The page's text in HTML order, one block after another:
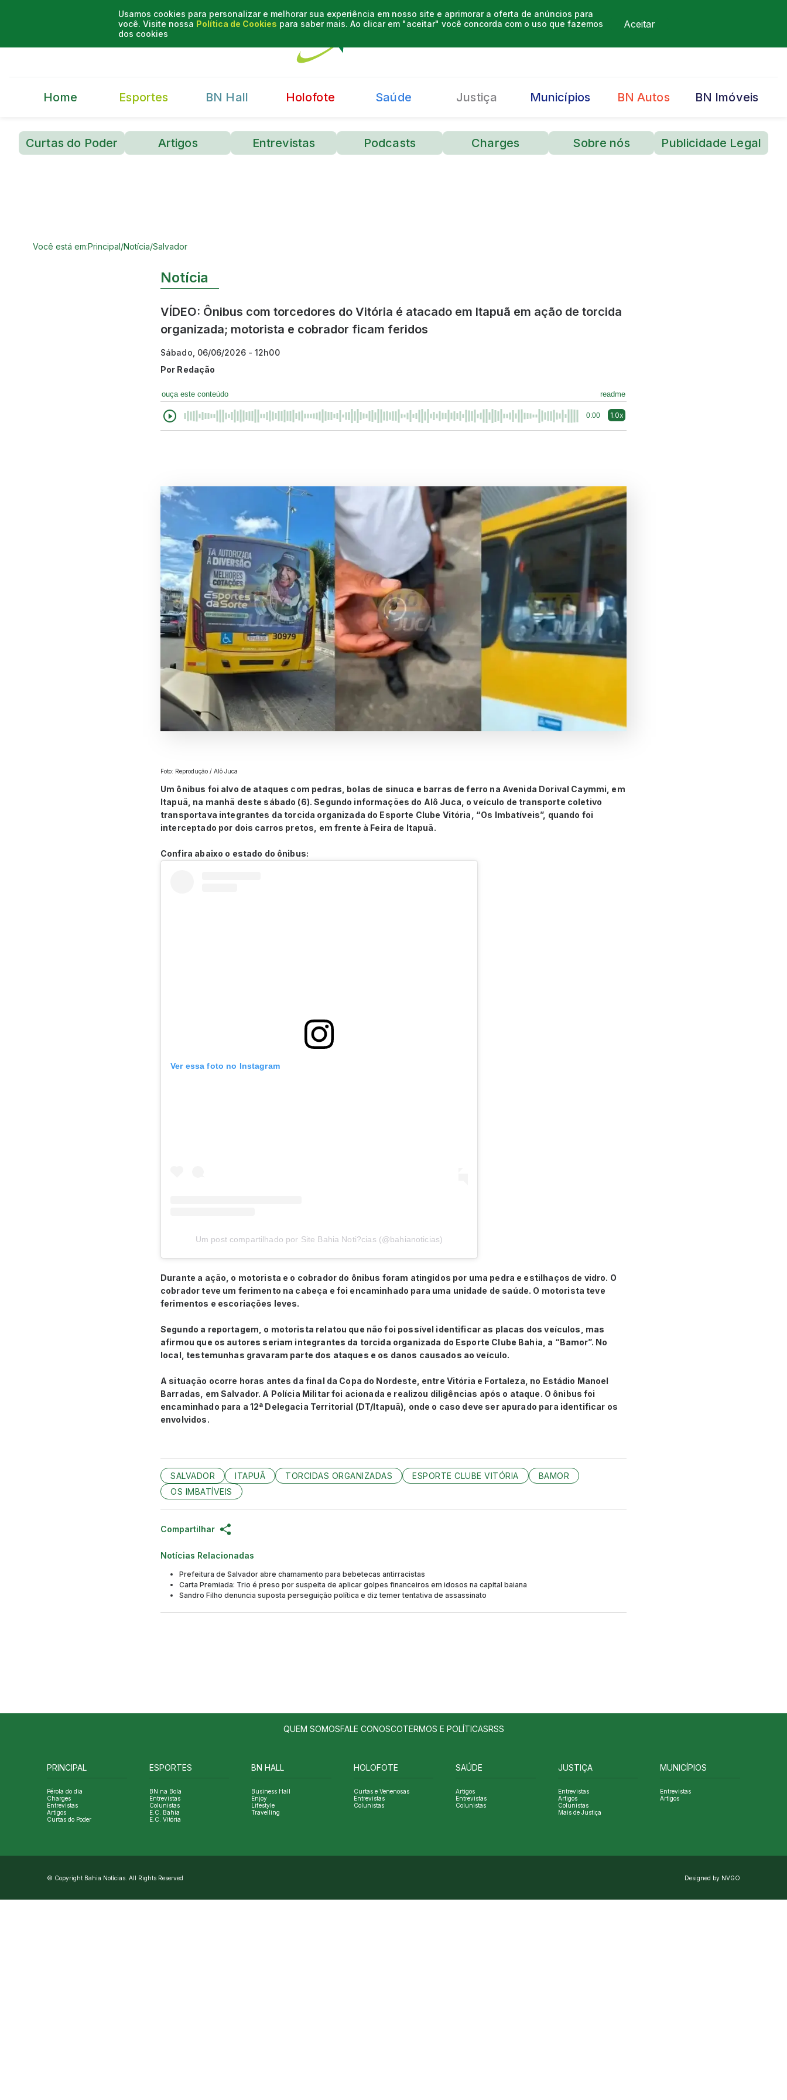
Usamos cookies para personalizar e melhorar sua experiência em nosso site e aprimorar a oferta de anúncios para
você. Visite nossa Política de Cookies para saber mais. Ao clicar em "aceitar" você concorda com o uso que fazemos
dos cookies
Aceitar
Home Esportes BN Hall Holofote Saúde Justiça Municípios BN Autos BN Imóveis
Curtas do Poder Artigos Entrevistas Podcasts Charges Sobre nós Publicidade Legal
Você está em:Principal/Notícia/Salvador
Notícia
VÍDEO: Ônibus com torcedores do Vitória é atacado em Itapuã em ação de torcida
organizada; motorista e cobrador ficam feridos
Sábado, 06/06/2026 - 12h00
Por Redação
ouça este conteúdo readme
0:00 1.0x
Foto: Reprodução / Alô Juca
Um ônibus foi alvo de ataques com pedras, bolas de sinuca e barras de ferro na Avenida Dorival Caymmi, em
Itapuã, na manhã deste sábado (6). Segundo informações do Alô Juca, o veículo de transporte coletivo
transportava integrantes da torcida organizada do Esporte Clube Vitória, “Os Imbatíveis”, quando foi
interceptado por dois carros pretos, em frente à Feira de Itapuã.
Confira abaixo o estado do ônibus:
Ver essa foto no Instagram
Um post compartilhado por Site Bahia Noti?cias (@bahianoticias)
Durante a ação, o motorista e o cobrador do ônibus foram atingidos por uma pedra e estilhaços de vidro. O
cobrador teve um ferimento na cabeça e foi encaminhado para uma unidade de saúde. O motorista teve
ferimentos e escoriações leves.
Segundo a reportagem, o motorista relatou que não foi possível identificar as placas dos veículos, mas
afirmou que os autores seriam integrantes da torcida organizada do Esporte Clube Bahia, a “Bamor”. No
local, testemunhas gravaram parte dos ataques e os danos causados ao veículo.
A situação ocorre horas antes da final da Copa do Nordeste, entre Vitória e Fortaleza, no Estádio Manoel
Barradas, em Salvador. A Polícia Militar foi acionada e realizou diligências após o ataque. O ônibus foi
encaminhado para a 12ª Delegacia Territorial (DT/Itapuã), onde o caso deve ser apurado para identificar os
envolvidos.
SALVADOR ITAPUÃ TORCIDAS ORGANIZADAS ESPORTE CLUBE VITÓRIA
BAMOR
OS IMBATÍVEIS
Compartilhar
Notícias Relacionadas
Prefeitura de Salvador abre chamamento para bebetecas antirracistas
Carta Premiada: Trio é preso por suspeita de aplicar golpes financeiros em idosos na capital baiana
Sandro Filho denuncia suposta perseguição política e diz temer tentativa de assassinato
QUEM SOMOSFALE CONOSCOTERMOS E POLÍTICASRSS
PRINCIPAL
Pérola do dia
Charges
Entrevistas
Artigos
Curtas do Poder
ESPORTES
BN na Bola
Entrevistas
Colunistas
E.C. Bahia
E.C. Vitória
BN HALL
Business Hall
Enjoy
Lifestyle
Travelling
HOLOFOTE
Curtas e Venenosas
Entrevistas
Colunistas
SAÚDE
Artigos
Entrevistas
Colunistas
JUSTIÇA
Entrevistas
Artigos
Colunistas
Mais de Justiça
MUNICÍPIOS
Entrevistas
Artigos
© Copyright Bahia Notícias. All Rights Reserved Designed by NVGO